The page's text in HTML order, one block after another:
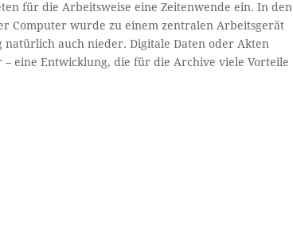
für die Arbeitsweise eine Zeitenwende ein. In den
Computer wurde zu einem zentralen Arbeitsgerät
natürlich auch nieder. Digitale Daten oder Akten
eine Entwicklung, die für die Archive viele Vorteile